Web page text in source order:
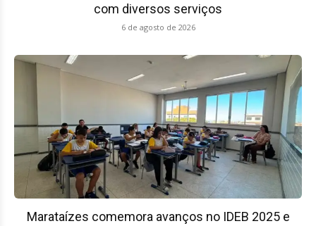
com diversos serviços
6 de agosto de 2026
Marataízes comemora avanços no IDEB 2025 e